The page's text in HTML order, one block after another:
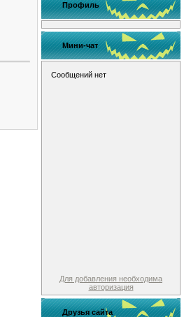
Профиль
Мини-чат
Для добавления необходима
авторизация
Друзья сайта